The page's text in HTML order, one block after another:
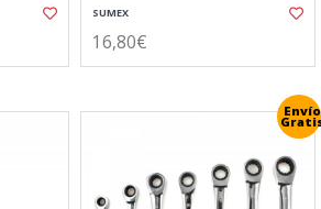
SUMEX
16,80€
Envío